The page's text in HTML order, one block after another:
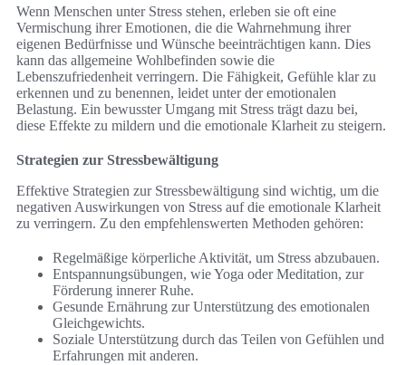
Wenn Menschen unter Stress stehen, erleben sie oft eine
Vermischung ihrer Emotionen, die die Wahrnehmung ihrer
eigenen Bedürfnisse und Wünsche beeinträchtigen kann. Dies
kann das allgemeine Wohlbefinden sowie die
Lebenszufriedenheit verringern. Die Fähigkeit, Gefühle klar zu
erkennen und zu benennen, leidet unter der emotionalen
Belastung. Ein bewusster Umgang mit Stress trägt dazu bei,
diese Effekte zu mildern und die emotionale Klarheit zu steigern.
Strategien zur Stressbewältigung
Effektive Strategien zur Stressbewältigung sind wichtig, um die
negativen Auswirkungen von Stress auf die emotionale Klarheit
zu verringern. Zu den empfehlenswerten Methoden gehören:
Regelmäßige körperliche Aktivität, um Stress abzubauen.
Entspannungsübungen, wie Yoga oder Meditation, zur
Förderung innerer Ruhe.
Gesunde Ernährung zur Unterstützung des emotionalen
Gleichgewichts.
Soziale Unterstützung durch das Teilen von Gefühlen und
Erfahrungen mit anderen.